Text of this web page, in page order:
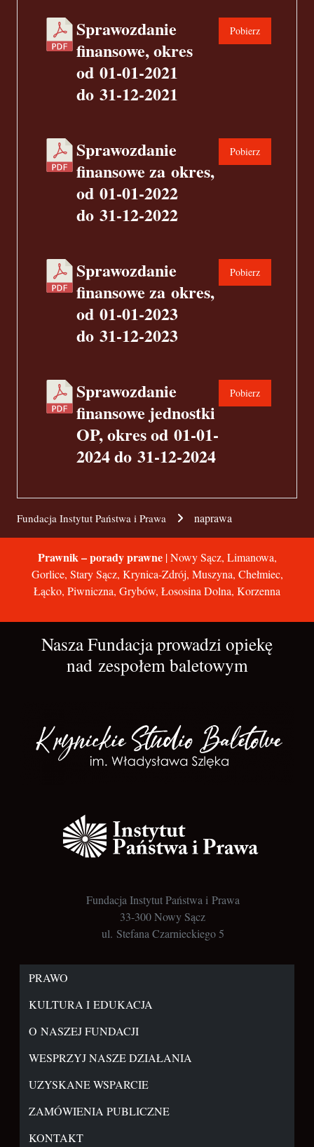
Sprawozdanie
finansowe, okres
od 01-01-2021
do 31-12-2021
Pobierz
Sprawozdanie
finansowe za okres,
od 01-01-2022
do 31-12-2022
Pobierz
Sprawozdanie
finansowe za okres,
od 01-01-2023
do 31-12-2023
Pobierz
Sprawozdanie
finansowe jednostki
OP, okres od 01-01-
2024 do 31-12-2024
Pobierz
Fundacja Instytut Państwa i Prawa naprawa
Prawnik – porady prawne| Nowy Sącz, Limanowa,
Gorlice, Stary Sącz, Krynica-Zdrój, Muszyna, Chełmiec,
Łącko, Piwniczna, Grybów, Łososina Dolna, Korzenna
Nasza Fundacja prowadzi opiekę
nad zespołem baletowym
Fundacja Instytut Państwa i Prawa
33-300 Nowy Sącz
ul. Stefana Czarnieckiego 5
PRAWO
KULTURA I EDUKACJA
O NASZEJ FUNDACJI
WESPRZYJ NASZE DZIAŁANIA
UZYSKANE WSPARCIE
ZAMÓWIENIA PUBLICZNE
KONTAKT